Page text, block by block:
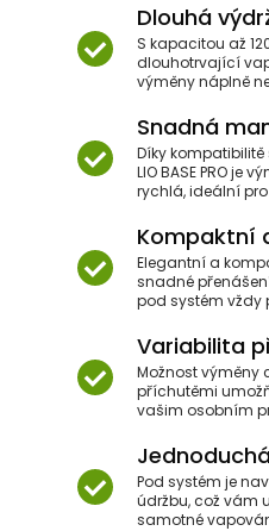
Dlouhá
S kapacitou až
dlouhotrvající
výměny náplně
Snadná
Díky kompatibilitě
LIO BASE PRO
rychlá, ideální
Kompaktní
Elegantní a
snadné
pod systém vždy
Variabilita
Možnost výměny
příchutěmi
vašim osobním
Pod systém je
údržbu, což vám
samotné